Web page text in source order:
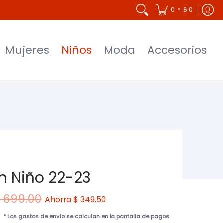
0 • $ 0
Mujeres Niños Moda Accesorios
Niño 22-23
699.00 Ahorra$ 349.50
* Los gastos de envíose calculan en la pantalla de pagos